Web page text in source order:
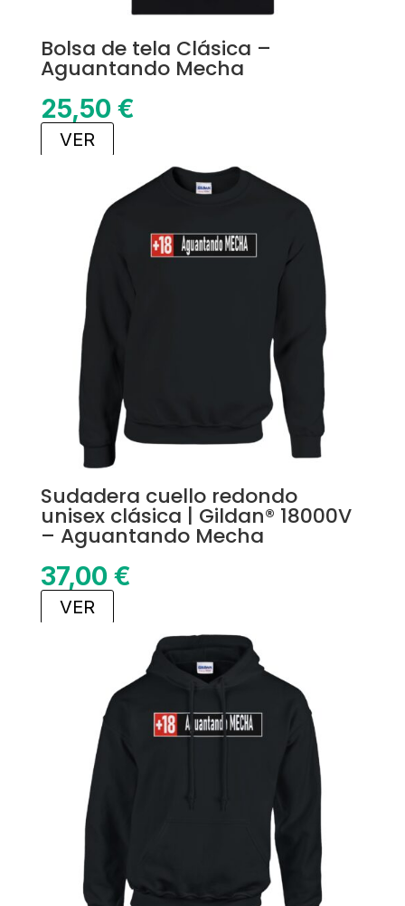
Bolsa de tela Clásica –
Aguantando Mecha
25,50 €
VER
Sudadera cuello redondo
unisex clásica | Gildan® 18000V
– Aguantando Mecha
37,00 €
VER